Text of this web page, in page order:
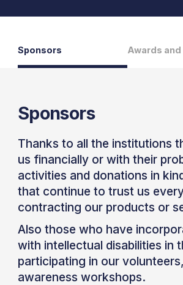
Sponsors Awards
Sponsors
Thanks to all the institutions
us financially or with their
activities and donations in
that continue to trust us
contracting our products or
Also those who have
with intellectual disabilities in
participating in our
awareness workshops.